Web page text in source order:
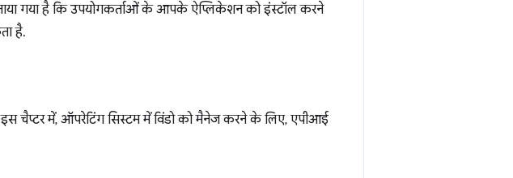
गया है कि उपयोगकर्ताओं के आपके ऐप्लिकेशन को इंस्टॉल करने
है.
चैप्टर में, ऑपरेटिंग सिस्टम में विंडो को मैनेज करने के लिए, एपीआई